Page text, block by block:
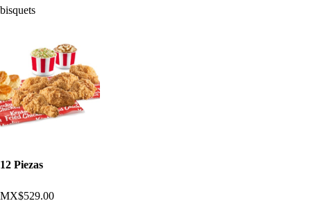
bisquets
12 Piezas
MX$529.00